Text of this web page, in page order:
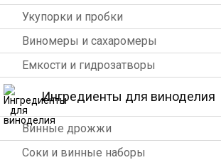
Укупорки и пробки
Виномеры и сахаромеры
Емкости и гидрозатворы
Ингредиенты для виноделия
Винные дрожжи
Соки и винные наборы